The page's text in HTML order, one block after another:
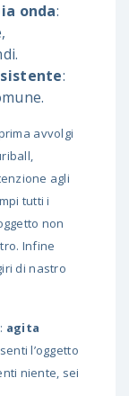
onda:
:
avvolgi
agli
tutti i
non
Infine
di nastro
agita
l’oggetto
niente, sei